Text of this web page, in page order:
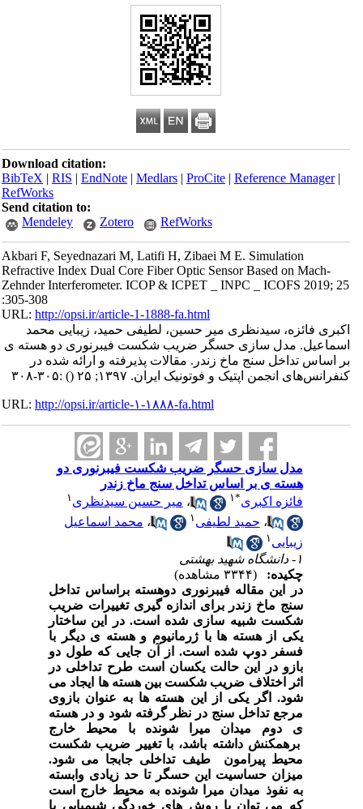
Download citation:
BibTeX|RIS|EndNote|Medlars|ProCite|Reference Manager
RefWorks
Send citation to:
Mendeley
Zotero RefWorks
Akbari F, Seyednazari M, Latifi H, Zibaei M E. Simulation
Refractive Index Dual Core Fiber Optic Sensor Based on Mach-
Zehnder Interferometer. ICOP & ICPET _ INPC _ ICOFS 2019; 25
:305-308
URL:http://opsi.ir/article-1-1888-fa.html
اکبری فائزه، سیدنظری میر حسین، لطیفی حمید، زیبایی محمد
اسماعیل. مدل سازی حسگر ضریب شکست فیبرنوری دو هسته ی
بر اساس تداخل سنج ماخ زندر. مقالات پذیرفته و ارائه شده در
کنفرانس‌های انجمن اپتیک و فوتونیک ایران. ۱۳۹۷; ۲۵
() :۳۰۵-۳۰۸
URL:http://opsi.ir/article-۱-۱۸۸۸-fa.html
مدل سازی حسگر ضریب شکست فیبرنوری دو
هسته ی بر اساس تداخل سنج ماخ زندر
فائزه اکبری* ۱ ،میر حسین سیدنظری۱
،حمید لطیفی ،محمد اسماعیل
زیبایی
چکیده:
در این مقاله فیبرنوری دوهسته براساس تداخل
سنج ماخ زندر برای اندازه گیری تغییرات ضریب
شکست شبیه سازی شده است. در این ساختار
یکی از هسته ها با ژرمانیوم و هسته ی دیگر با
فسفر دوپ شده است. از آن جایی که طول دو
بازو در این حالت یکسان است طرح تداخلی در
اثر اختلاف ضریب شکست بین هسته ها ایجاد می
شود. اگر یکی از این هسته ها به عنوان بازوی
مرجع تداخل سنج در نظر گرفته شود و در هسته
ی دوم میدان میرا شونده با محیط خارج
برهمکنش داشته باشد، با تغییر ضریب شکست
محیط پیرامون طیف تداخلی جابجا می شود.
میزان حساسیت این حسگر تا حد زیادی وابسته
به نفوذ میدان میرا شونده به محیط خارج است
که می توان با روش های خوردگی شیمیایی یا